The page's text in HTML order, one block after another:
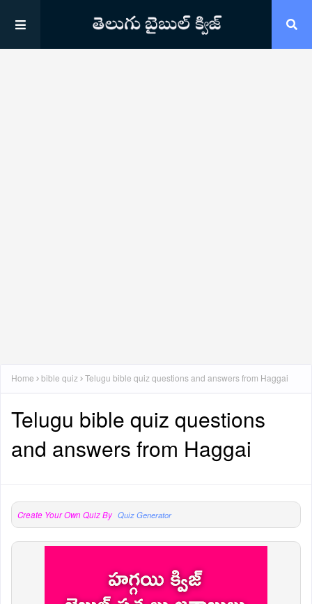
Home bible quiz Telugu bible quiz questions and answers from Haggai
Telugu bible quiz questions
and answers from Haggai
Create Your Own Quiz By Quiz Generator